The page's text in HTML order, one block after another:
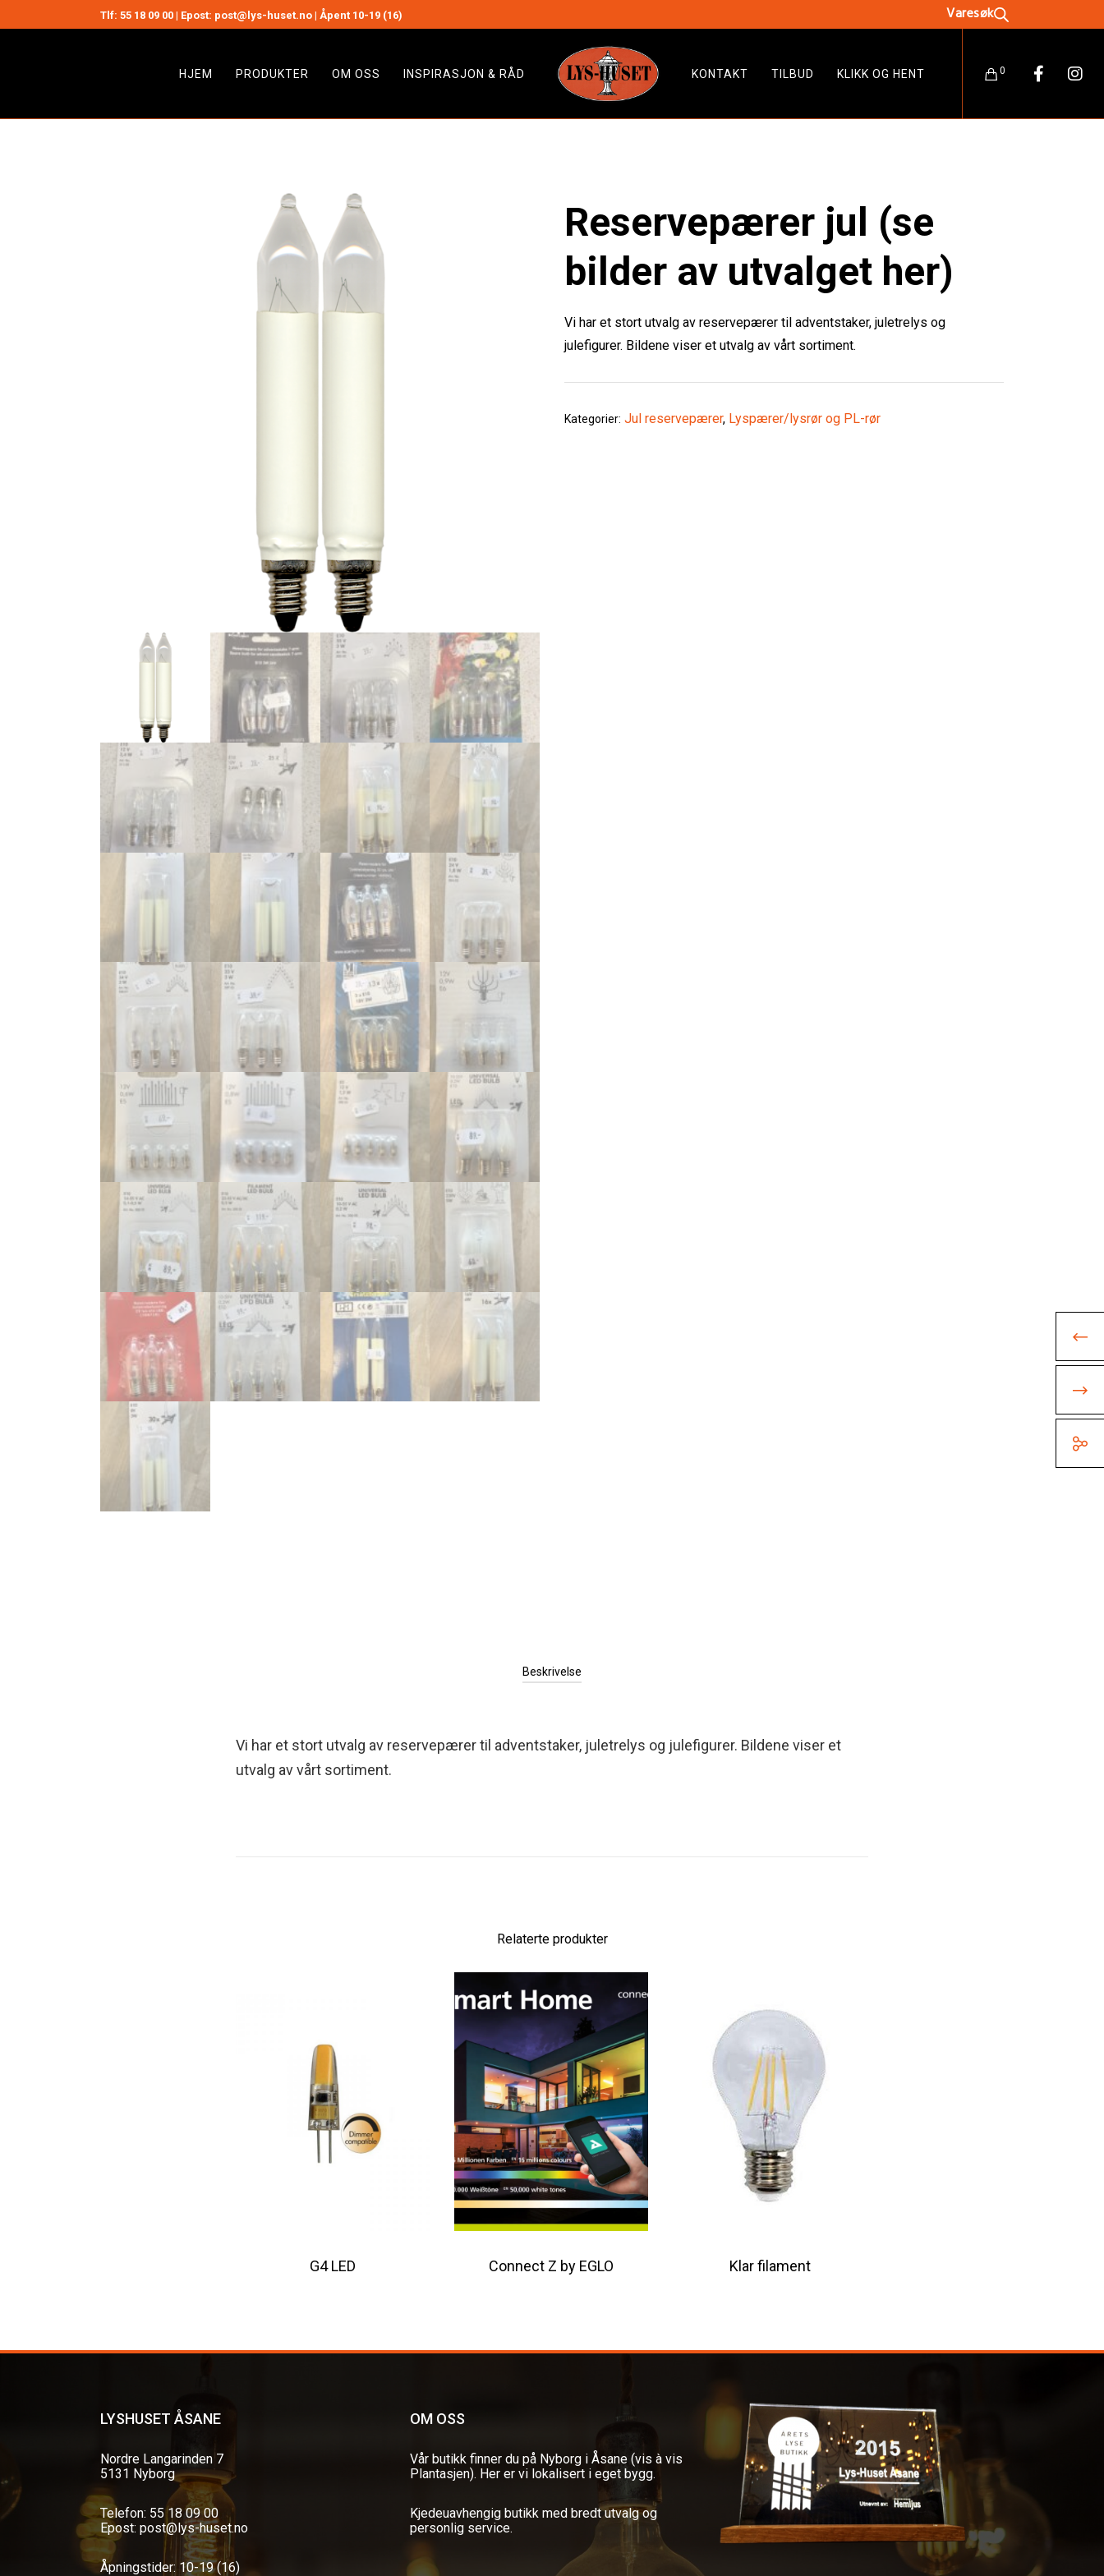
Tlf: 55 18 09 00 | Epost: post@lys-huset.no | Åpent 10-19 (16)
0
HJEM PRODUKTER OM OSS INSPIRASJON & RÅD KONTAKT TILBUD KLIKK OG HENT
Reservepærer jul (se
bilder av utvalget her)
Vi har et stort utvalg av reservepærer til adventstaker, juletrelys og
julefigurer. Bildene viser et utvalg av vårt sortiment.
Kategorier: Jul reservepærer, Lyspærer/lysrør og PL-rør
Beskrivelse
Vi har et stort utvalg av reservepærer til adventstaker, juletrelys og julefigurer. Bildene viser et
utvalg av vårt sortiment.
Relaterte produkter
G4 LED Connect Z by EGLO Klar filament
LYSHUSET ÅSANE
Nordre Langarinden 7
5131 Nyborg
Telefon: 55 18 09 00
Epost: post@lys-huset.no
Åpningstider: 10-19 (16)
OM OSS
Vår butikk finner du på Nyborg i Åsane (vis à vis
Plantasjen). Her er vi lokalisert i eget bygg.
Kjedeuavhengig butikk med bredt utvalg og
personlig service.